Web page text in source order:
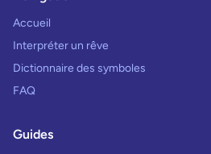
Accueil
Interpréter un rêve
Dictionnaire des symboles
FAQ
Guides